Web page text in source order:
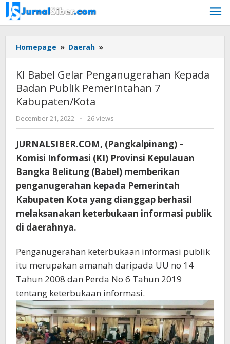
Skip
to
content
Homepage » Daerah »
Babel
Penganugerahan
Kepada
Pemerintahan
7
Kabupaten/Kota
KI Babel Gelar Penganugerahan Kepada
Badan Publik Pemerintahan 7
Kabupaten/Kota
December 21, 2022
by
Jurnalsiber
- 26 views
JURNALSIBER.COM, (Pangkalpinang) –
Komisi Informasi (KI) Provinsi Kepulauan
Bangka Belitung (Babel) memberikan
penganugerahan kepada Pemerintah
Kabupaten Kota yang dianggap berhasil
melaksanakan keterbukaan informasi publik
di daerahnya.
Penganugerahan keterbukaan informasi publik
itu merupakan amanah daripada UU no 14
Tahun 2008 dan Perda No 6 Tahun 2019
tentang keterbukaan informasi.